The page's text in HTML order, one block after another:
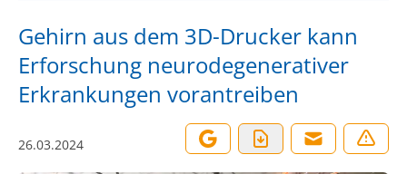
Gehirn aus dem 3D-Drucker kann
Erforschung neurodegenerativer
Erkrankungen vorantreiben
26.03.2024